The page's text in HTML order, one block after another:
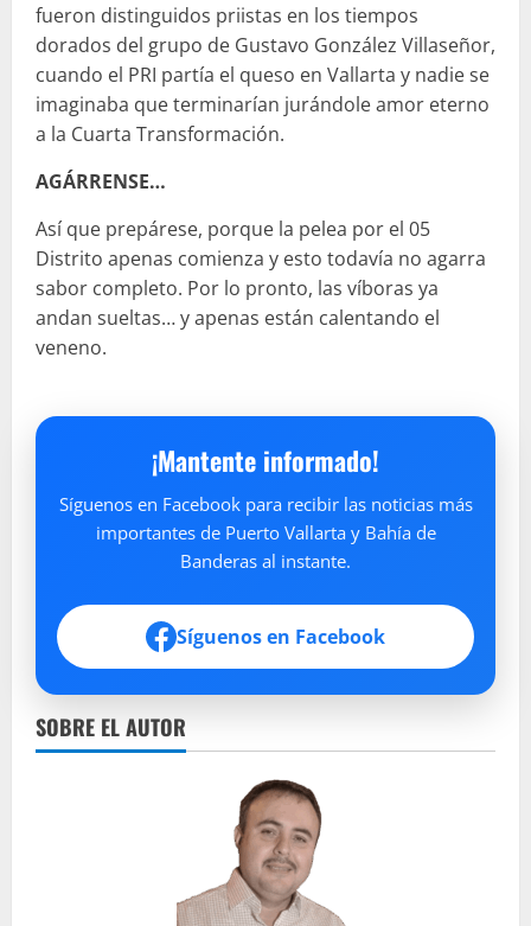
fueron distinguidos priistas en los tiempos
dorados del grupo de Gustavo González Villaseñor,
cuando el PRI partía el queso en Vallarta y nadie se
imaginaba que terminarían jurándole amor eterno
a la Cuarta Transformación.
AGÁRRENSE…
Así que prepárese, porque la pelea por el 05
Distrito apenas comienza y esto todavía no agarra
sabor completo. Por lo pronto, las víboras ya
andan sueltas… y apenas están calentando el
veneno.
¡Mantente informado!
Síguenos en Facebook para recibir las noticias más
importantes de Puerto Vallarta y Bahía de
Banderas al instante.
Síguenos en Facebook
SOBRE EL AUTOR